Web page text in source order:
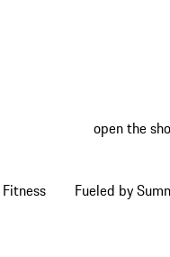
open the
Fueled by